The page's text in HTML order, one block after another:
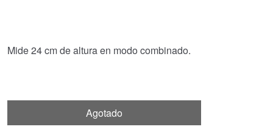
Mide 24 cm de altura en modo combinado.
Agotado